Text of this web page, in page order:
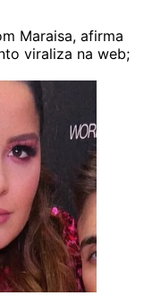
Maraisa, afirma
viraliza na web;